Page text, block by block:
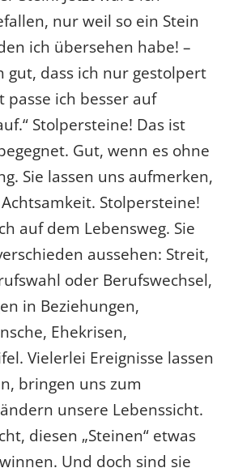
nur weil so ein Stein
ich übersehen habe! –
gut, dass ich nur gestolpert
passe ich besser auf
Stolpersteine! Das ist
Gut, wenn es ohne
Sie lassen uns aufmerken,
Stolpersteine!
auf dem Lebensweg. Sie
aussehen: Streit,
oder Berufswechsel,
in Beziehungen,
Ehekrisen,
Vielerlei Ereignisse lassen
bringen uns zum
unsere Lebenssicht.
diesen „Steinen“ etwas
Und doch sind sie